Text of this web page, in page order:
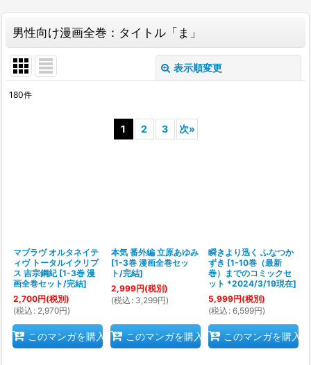
男性向け漫画全巻：タイトル「ま」
表示順変更
180件
1 2 3 次»
マブラヴ オルタネイテ
ィヴ トータルイクリプ
ス 吉宗鋼紀 [1-3巻 漫
画全巻セット/完結]
2,700円(税別)
(税込 : 2,970円)
このマンガを購入
本気 番外編 立原あゆみ
[1-3巻 漫画全巻セッ
ト/完結]
2,999円(税別)
(税込 : 3,299円)
このマンガを購入
瞬きより迅く ふなつか
ずき [1-10巻（最新
巻）までのコミックセ
ット *2024/3/19現在]
5,999円(税別)
(税込 : 6,599円)
このマンガを購入